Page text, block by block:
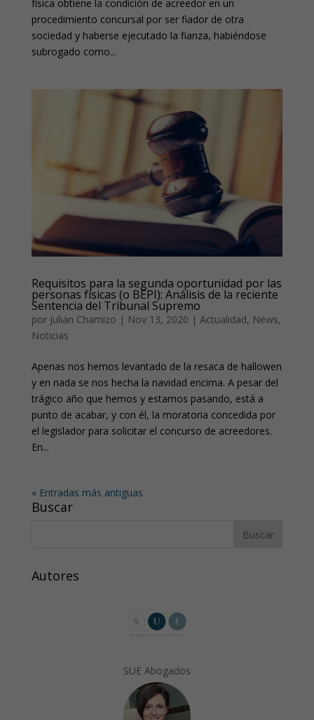
física obtiene la condición de acreedor en un
procedimiento concursal por ser fiador de otra
sociedad y haberse ejecutado la fianza, habiéndose
subrogado como...
Requisitos para la segunda oportunidad por las
personas físicas (o BEPI): Análisis de la reciente
Sentencia del Tribunal Supremo
por Julián Chamizo | Nov 13, 2020 | Actualidad, News,
Noticias
Apenas nos hemos levantado de la resaca de hallowen
y en nada se nos hecha la navidad encima. A pesar del
trágico año que hemos y estamos pasando, está a
punto de acabar, y con él, la moratoria concedida por
el legislador para solicitar el concurso de acreedores.
En...
« Entradas más antiguas
Buscar
Autores
SUE Abogados